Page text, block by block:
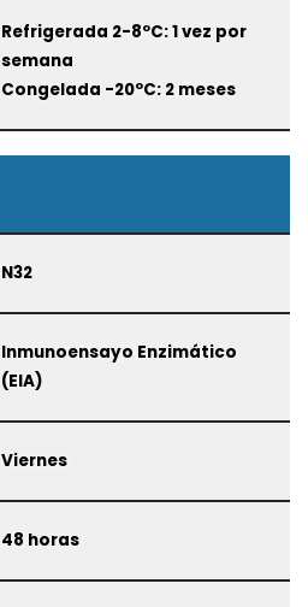
Refrigerada 2-8ºC: 1 vez por
semana
Congelada -20ºC: 2 meses
N32
Inmunoensayo Enzimático
(EIA)
Viernes
48 horas